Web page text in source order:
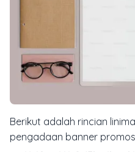
Berikut adalah rincian
pengadaan banner